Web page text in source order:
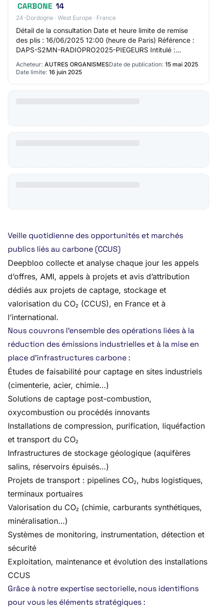
CARBONE 14
24-Dordogne · West Europe · France
Détail de la consultation Date et heure limite de remise
des plis : 16/06/2025 12:00 (heure de Paris) Référence :
DAPS-S2MN-RADIOPRO2025-PIEGEURS Intitulé :
Acheteur: AUTRES ORGANISMESDate de publication: 15 mai 2025
Date limite: 16 juin 2025
Veille quotidienne des opportunités et marchés
publics liés au carbone (CCUS)
Deepbloo collecte et analyse chaque jour les appels
d’offres, AMI, appels à projets et avis d’attribution
dédiés aux projets de captage, stockage et
valorisation du CO₂ (CCUS), en France et à
l’international.
Nous couvrons l’ensemble des opérations liées à la
réduction des émissions industrielles et à la mise en
place d’infrastructures carbone :
Études de faisabilité pour captage en sites industriels
(cimenterie, acier, chimie…)
Solutions de captage post-combustion,
oxycombustion ou procédés innovants
Installations de compression, purification, liquéfaction
et transport du CO₂
Infrastructures de stockage géologique (aquifères
salins, réservoirs épuisés…)
Projets de transport : pipelines CO₂, hubs logistiques,
terminaux portuaires
Valorisation du CO₂ (chimie, carburants synthétiques,
minéralisation…)
Systèmes de monitoring, instrumentation, détection et
sécurité
Exploitation, maintenance et évolution des installations
CCUS
Grâce à notre expertise sectorielle, nous identifions
pour vous les éléments stratégiques :